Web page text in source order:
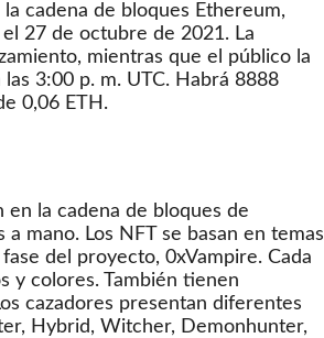
cadena de bloques Ethereum,
27 de octubre de 2021. La
mientras que el público la
3:00 p. m. UTC. Habrá 8888
0,06 ETH.
la cadena de bloques de
a mano. Los NFT se basan en temas
del proyecto, 0xVampire. Cada
y colores. También tienen
cazadores presentan diferentes
Hybrid, Witcher, Demonhunter,